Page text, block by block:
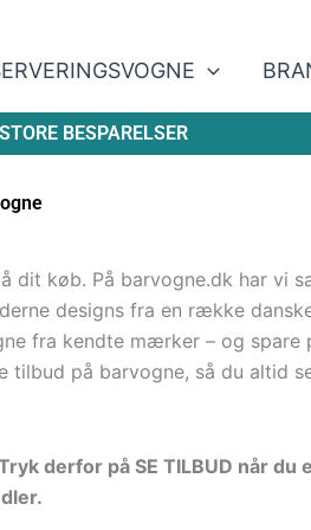
STORE BESPARELSER
dit køb. På barvogne.dk har vi
designs fra en række
fra kendte mærker – og spare
på barvogne, så du altid
derfor på SE TILBUD når du